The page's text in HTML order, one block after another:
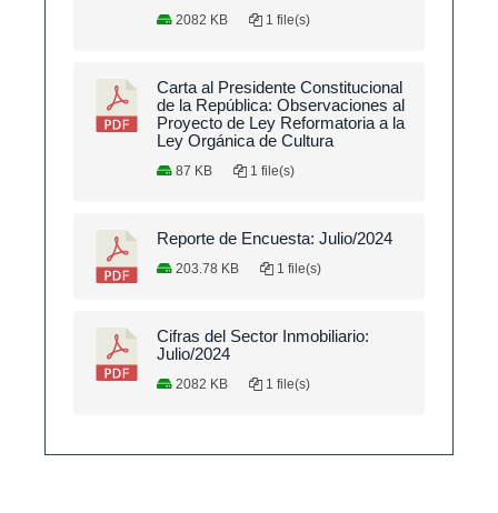
2082 KB 1 file(s)
Carta al Presidente Constitucional
de la República: Observaciones al
Proyecto de Ley Reformatoria a la
Ley Orgánica de Cultura
87 KB 1 file(s)
Reporte de Encuesta: Julio/2024
203.78 KB 1 file(s)
Cifras del Sector Inmobiliario:
Julio/2024
2082 KB 1 file(s)